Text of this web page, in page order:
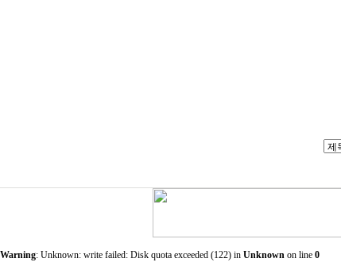
Warning: Unknown: write failed: Disk quota exceeded (122) in Unknown on line 0